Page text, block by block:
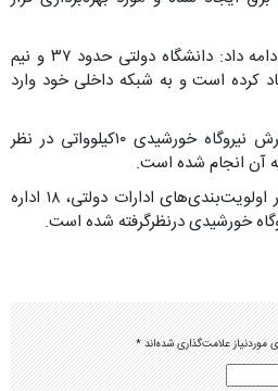
رئیس اداره توزیع برق تفرش ادامه داد: دانشگاه دولتی حدود ۳۷ و نیم
کرده است و به شبکه داخلی خود وارد
وی ادامه داد: در شهرداری تفرش نیروگاه خورشیدی ۱۰کیلوواتی در نظر
آن انجام شده است.
وی در پایان خاطرنشان کرد: در اولویت‌بندی‌های ادارات دولتی، ۱۸ اداره
علامت‌گذاری شده‌اند*